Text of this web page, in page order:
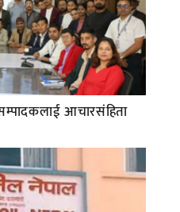
आचारसंहिता